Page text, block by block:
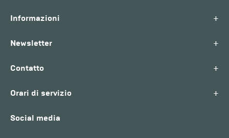
Informazioni +
Newsletter +
Contatto +
Orari di servizio +
Social media